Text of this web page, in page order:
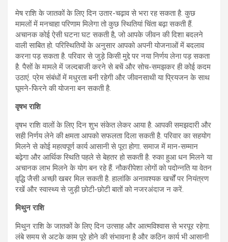
मेष राशि के जातकों के लिए दिन उतार-चढ़ाव से भरा रह सकता है. कुछ
मामलों में मनचाहा परिणाम मिलेगा तो कुछ स्थितियां चिंता बढ़ा सकती हैं.
अचानक कोई ऐसी घटना घट सकती है, जो आपके जीवन की दिशा बदलने
वाली साबित हो. परिस्थितियों के अनुसार आपको अपनी योजनाओं में बदलाव
करना पड़ सकता है. परिवार से जुड़े किसी मुद्दे पर नया निर्णय लेना पड़ सकता
है. पैसों के मामले में जल्दबाजी करने से बचें और सोच-समझकर ही कोई कदम
उठाएं. प्रेम संबंधों में मधुरता बनी रहेगी और जीवनसाथी या प्रियजन के साथ
घूमने-फिरने की योजना बन सकती है.
वृषभ राशि
वृषभ राशि वालों के लिए दिन शुभ संकेत लेकर आया है. आपकी समझदारी और
सही निर्णय लेने की क्षमता आपको सफलता दिला सकती है. परिवार का सहयोग
मिलने से कोई महत्वपूर्ण कार्य आसानी से पूरा होगा. समाज में मान-सम्मान
बढ़ेगा और आर्थिक स्थिति पहले से बेहतर हो सकती है. रुका हुआ धन मिलने या
अचानक लाभ मिलने के योग बन रहे हैं. नौकरीपेशा लोगों को पदोन्नति या वेतन
वृद्धि जैसी अच्छी खबर मिल सकती है. हालांकि अनावश्यक खर्चों पर नियंत्रण
रखें और स्वास्थ्य से जुड़ी छोटी-छोटी बातों को नजरअंदाज न करें.
मिथुन राशि
मिथुन राशि के जातकों के लिए दिन उत्साह और आत्मविश्वास से भरपूर रहेगा.
लंबे समय से अटके काम पूरे होने की संभावना है और कठिन कार्य भी आसानी